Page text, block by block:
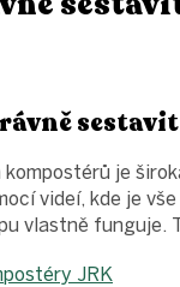
kompostérů je
videí, kde je
vlastně funguje.
JRK